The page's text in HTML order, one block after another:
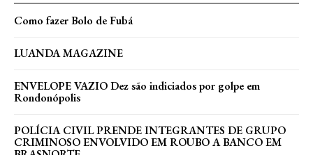
Como fazer Bolo de Fubá
LUANDA MAGAZINE
ENVELOPE VAZIO Dez são indiciados por golpe em
Rondonópolis
POLÍCIA CIVIL PRENDE INTEGRANTES DE GRUPO
CRIMINOSO ENVOLVIDO EM ROUBO A BANCO EM